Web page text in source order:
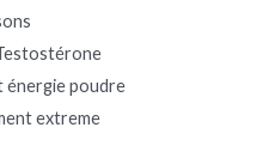
énergie poudre
extreme